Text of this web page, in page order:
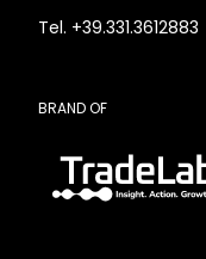
Tel. +39.331.3612883
BRAND OF